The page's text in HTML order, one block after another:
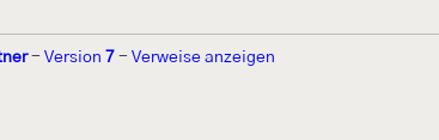
- Version 7 - Verweise anzeigen